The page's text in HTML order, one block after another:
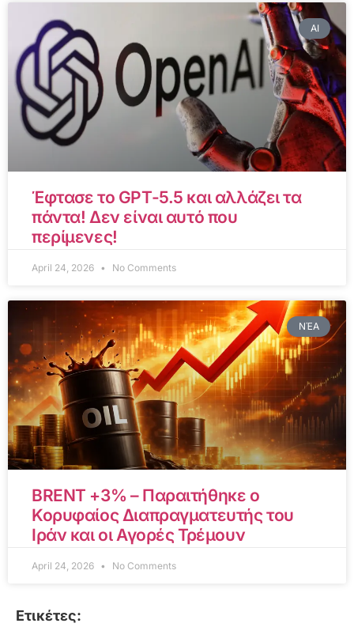
AI
Έφτασε το GPT-5.5 και αλλάζει τα
πάντα! Δεν είναι αυτό που
περίμενες!
April 24, 2026 No Comments
ΝΈΑ
BRENT +3% – Παραιτήθηκε ο
Κορυφαίος Διαπραγματευτής του
Ιράν και οι Αγορές Τρέμουν
April 24, 2026 No Comments
Ετικέτες: